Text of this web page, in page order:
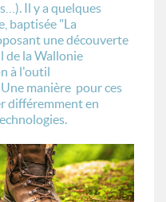
Il y a quelques
baptisée "La
une découverte
de la Wallonie
à l'outil
manière pour ces
différemment en